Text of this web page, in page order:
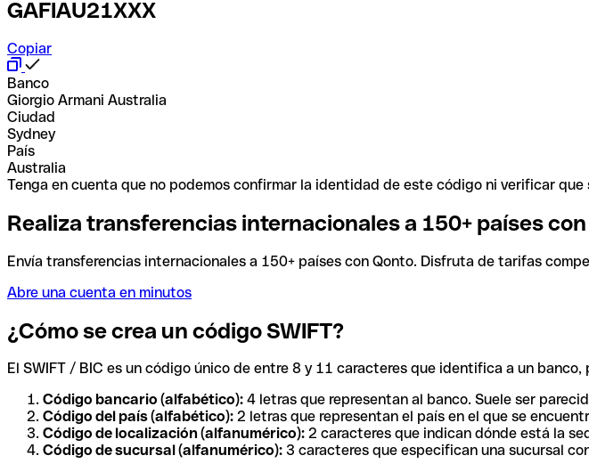
GAFIAU21XXX
Copiar
Banco
Giorgio Armani Australia
Ciudad
Sydney
País
Australia
Tenga en cuenta que no podemos confirmar la identidad de este código ni verificar
Realiza transferencias internacionales a 150+ países
Envía transferencias internacionales a 150+ países con Qonto. Disfruta de tarifas
Abre una cuenta en minutos
¿Cómo se crea un código SWIFT?
El SWIFT / BIC es un código único de entre 8 y 11 caracteres que identifica a un banco,
Código bancario (alfabético): 4 letras que representan al banco. Suele ser
Código del país (alfabético): 2 letras que representan el país en el que se
Código de localización (alfanumérico): 2 caracteres que indican dónde está la
Código de sucursal (alfanumérico): 3 caracteres que especifican una sucursal